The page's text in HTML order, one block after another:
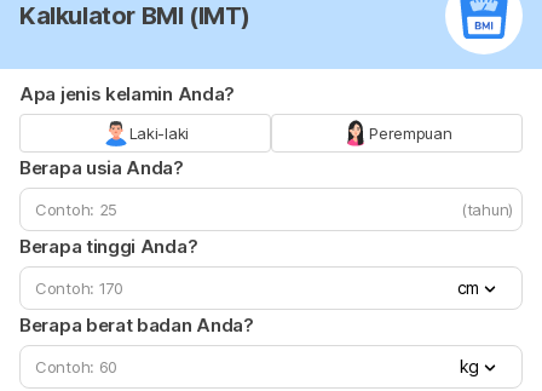
Kalkulator BMI (IMT)
Apa jenis kelamin Anda?
Laki-laki Perempuan
Berapa usia Anda?
(tahun)
Berapa tinggi Anda?
cm
Berapa berat badan Anda?
kg